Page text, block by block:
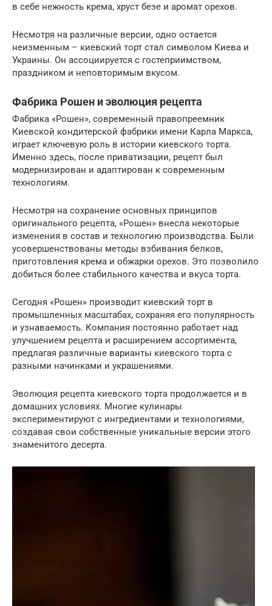
в себе нежность крема, хруст безе и аромат орехов.
Несмотря на различные версии, одно остается
неизменным – киевский торт стал символом Киева и
Украины. Он ассоциируется с гостеприимством,
праздником и неповторимым вкусом.
Фабрика Рошен и эволюция рецепта
Фабрика «Рошен», современный правопреемник
Киевской кондитерской фабрики имени Карла Маркса,
играет ключевую роль в истории киевского торта.
Именно здесь, после приватизации, рецепт был
модернизирован и адаптирован к современным
технологиям.
Несмотря на сохранение основных принципов
оригинального рецепта, «Рошен» внесла некоторые
изменения в состав и технологию производства. Были
усовершенствованы методы взбивания белков,
приготовления крема и обжарки орехов. Это позволило
добиться более стабильного качества и вкуса торта.
Сегодня «Рошен» производит киевский торт в
промышленных масштабах, сохраняя его популярность
и узнаваемость. Компания постоянно работает над
улучшением рецепта и расширением ассортимента,
предлагая различные варианты киевского торта с
разными начинками и украшениями.
Эволюция рецепта киевского торта продолжается и в
домашних условиях. Многие кулинары
экспериментируют с ингредиентами и технологиями,
создавая свои собственные уникальные версии этого
знаменитого десерта.